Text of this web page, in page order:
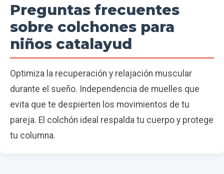
Preguntas frecuentes
sobre colchones para
niños catalayud
Optimiza la recuperación y relajación muscular
durante el sueño. Independencia de muelles que
evita que te despierten los movimientos de tu
pareja. El colchón ideal respalda tu cuerpo y protege
tu columna.